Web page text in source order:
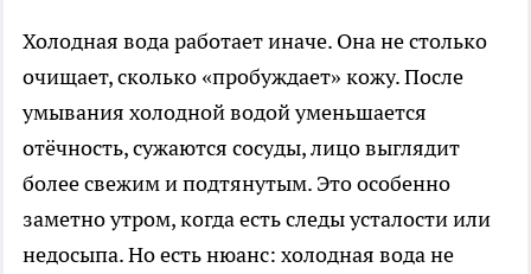
Холодная вода работает иначе. Она не столько
очищает, сколько «пробуждает» кожу. После
умывания холодной водой уменьшается
отёчность, сужаются сосуды, лицо выглядит
более свежим и подтянутым. Это особенно
заметно утром, когда есть следы усталости или
недосыпа. Но есть нюанс: холодная вода не